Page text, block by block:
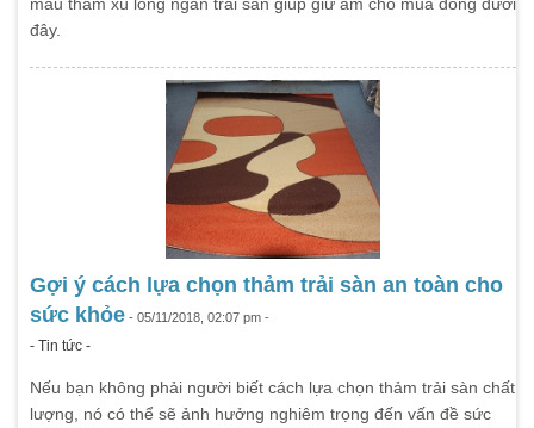
đây.
Gợi ý cách lựa chọn thảm trải sàn an toàn cho
sức khỏe - 05/11/2018, 02:07 pm -
- Tin tức -
Nếu bạn không phải người biết cách lựa chọn thảm trải sàn chất
lượng, nó có thể sẽ ảnh hưởng nghiêm trọng đến vấn đề sức